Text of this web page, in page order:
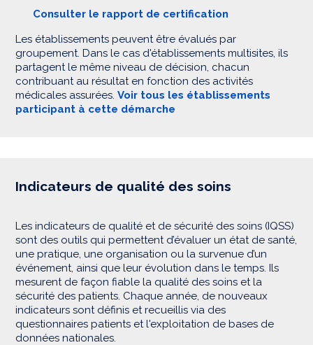
Consulter le rapport de certification
Les établissements peuvent être évalués par
groupement. Dans le cas d'établissements multisites, ils
partagent le même niveau de décision, chacun
contribuant au résultat en fonction des activités
médicales assurées. Voir tous les établissements
participant à cette démarche
Indicateurs de qualité des soins
Les indicateurs de qualité et de sécurité des soins (IQSS)
sont des outils qui permettent d’évaluer un état de santé,
une pratique, une organisation ou la survenue d’un
événement, ainsi que leur évolution dans le temps. Ils
mesurent de façon fiable la qualité des soins et la
sécurité des patients. Chaque année, de nouveaux
indicateurs sont définis et recueillis via des
questionnaires patients et l'exploitation de bases de
données nationales.